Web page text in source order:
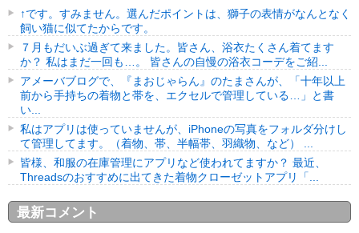
↑です。すみません。選んだポイントは、獅子の表情がなんとなく
飼い猫に似てたからです。
７月もだいぶ過ぎて来ました。皆さん、浴衣たくさん着てます
か？ 私はまだ一回も…。 皆さんの自慢の浴衣コーデをご紹...
アメーバブログで、『まおじゃらん』のたまさんが、「十年以上
前から手持ちの着物と帯を、エクセルで管理している…」と書
い...
私はアプリは使っていませんが、iPhoneの写真をフォルダ分けし
て管理してます。（着物、帯、半幅帯、羽織物、など） ...
皆様、和服の在庫管理にアプリなど使われてますか？ 最近、
Threadsのおすすめに出てきた着物クローゼットアプリ「...
最新コメント